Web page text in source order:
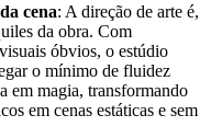
cena: A direção de arte é,
da obra. Com
óbvios, o estúdio
o mínimo de fluidez
em magia, transformando
em cenas estáticas e sem